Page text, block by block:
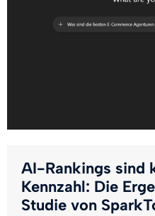
AI-Rankings sind
Kennzahl: Die
Studie von